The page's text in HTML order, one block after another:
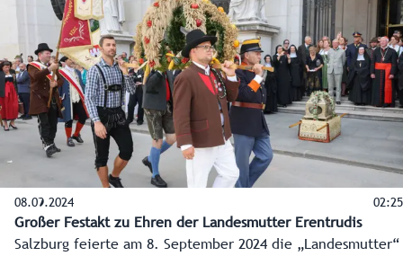
das Domgrabungsmuseum anschließen und dort auch Platz
für die römerzeitlichen archäologischen
Sammlungsbestände des Salzburg Museums bieten.
08.09.2024 02:25
Großer Festakt zu Ehren der Landesmutter Erentrudis
Salzburg feierte am 8. September 2024 die „Landesmutter“